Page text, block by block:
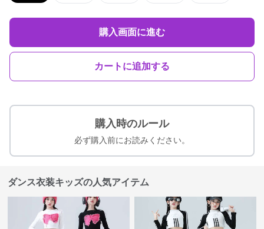
購入画面に進む
カートに追加する
購入時のルール
必ず購入前にお読みください。
ダンス衣装キッズの人気アイテム